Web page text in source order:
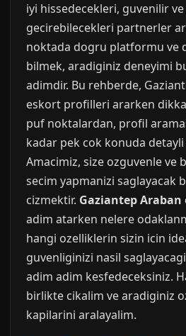
iyi hissedecekleri, guvenilir
gecirebilecekleri partnerler
noktada dogru platformu ve
bilmek, aradiginiz deneyimi
adimdir. Bu rehberde,
eskort profilleri ararken
puf noktalardan, profil
kadar pek cok konuda
Amacimiz, size ozguvenle ve
secim yapmanizi saglayacak
cizmektir. Gaziantep Araban
adim atarken nelere
hangi ozelliklerin sizin icin
guvenliginizi nasil
adim adim kesfedeceksiniz.
birlikte cikalim ve aradiginiz
kapilarini aralayalim.